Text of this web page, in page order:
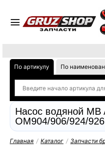
По артикулу По
Насос водяной MB
OM904/906/924/
Главная / Каталог / Запчасти